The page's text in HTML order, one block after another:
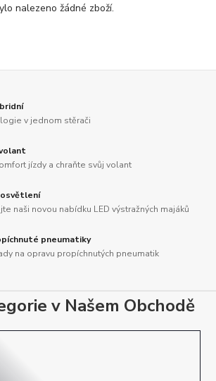
nalezeno žádné zboží.
v jednom stěrači
jízdy a chraňte svůj volant
naši novou nabídku LED výstražných majáků
pneumatiky
na opravu propíchnutých pneumatik
v Našem Obchodě